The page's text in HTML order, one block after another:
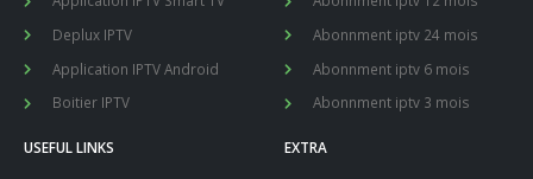
Deplux IPTV
Application IPTV Android
Boitier IPTV
Abonnment iptv 24 mois
Abonnment iptv 6 mois
Abonnment iptv 3 mois
USEFUL LINKS EXTRA